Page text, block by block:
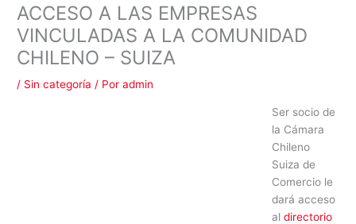
ACCESO A LAS EMPRESAS
VINCULADAS A LA COMUNIDAD
CHILENO – SUIZA
/ Sin categoría / Poradmin
Ser socio de
la Cámara
Chileno
Suiza de
Comercio le
dará acceso
al directorio